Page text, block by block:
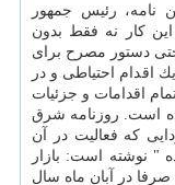
نامه، رئیس جمهور
كار نه فقط بدون
دستور مصرح برای
اقدام احتیاطی و در
اقدامات و جزئیات
است. روزنامه شرق
كه فعالیت در آن
" نوشته است: بازار
در آبان ماه سال